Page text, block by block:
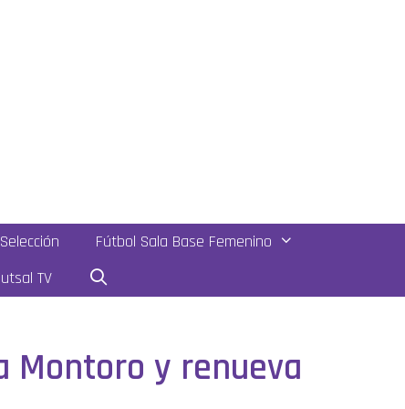
Selección
Fútbol Sala Base Femenino
TV
Montoro y renueva